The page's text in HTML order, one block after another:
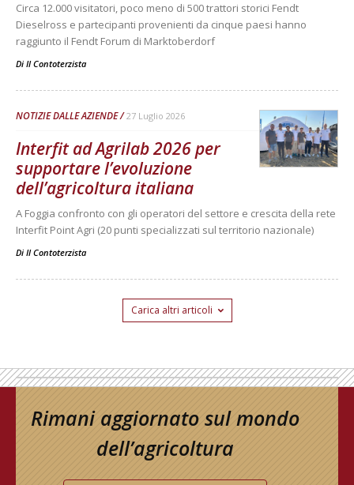
Circa 12.000 visitatori, poco meno di 500 trattori storici Fendt
Dieselross e partecipanti provenienti da cinque paesi hanno
raggiunto il Fendt Forum di Marktoberdorf
Di Il Contoterzista
NOTIZIE DALLE AZIENDE 27 Luglio 2026
Interfit ad Agrilab 2026 per
supportare l’evoluzione
dell’agricoltura italiana
A Foggia confronto con gli operatori del settore e crescita della rete
Interfit Point Agri (20 punti specializzati sul territorio nazionale)
Di Il Contoterzista
Carica altri articoli
Rimani aggiornato sul mondo
dell’agricoltura